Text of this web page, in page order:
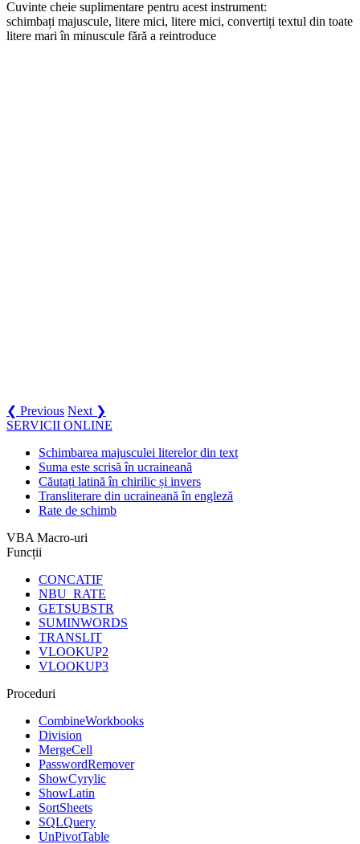
Cuvinte cheie suplimentare pentru acest instrument:
schimbați majuscule, litere mici, litere mici, convertiți textul din toate
litere mari în minuscule fără a reintroduce
❮ Previous Next ❯
SERVICII ONLINE
Schimbarea majusculei literelor din text
Suma este scrisă în ucraineană
Căutați latină în chirilic și invers
Transliterare din ucraineană în engleză
Rate de schimb
VBA Macro-uri
Funcții
CONCATIF
NBU_RATE
GETSUBSTR
SUMINWORDS
TRANSLIT
VLOOKUP2
VLOOKUP3
Proceduri
CombineWorkbooks
Division
MergeCell
PasswordRemover
ShowCyrylic
ShowLatin
SortSheets
SQLQuery
UnPivotTable